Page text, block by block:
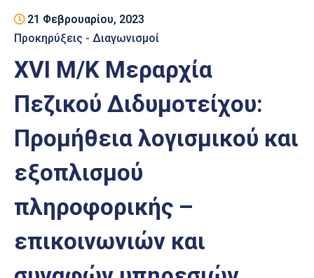
ΓΕΜΗ
Υποστήριξη
Έκθεση
Παραδοσιακών
Επαγγελμάτων
Έκθεση
ΕΒΕΠ-
21 Φεβρουαρίου, 2023
Προκηρύξεις - Διαγωνισμοί
XVI M/Κ Mεραρχία
Πεζικού Διδυμοτείχου:
Προμήθεια λογισμικού και
εξοπλισμού
πληροφορικής –
επικοινωνιών και